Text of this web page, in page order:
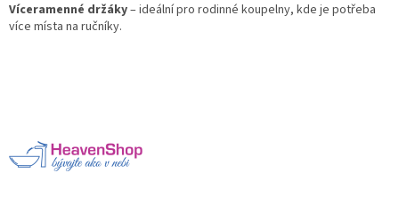
Víceramenné držáky– ideální pro rodinné koupelny, kde je potřeba
více místa na ručníky.